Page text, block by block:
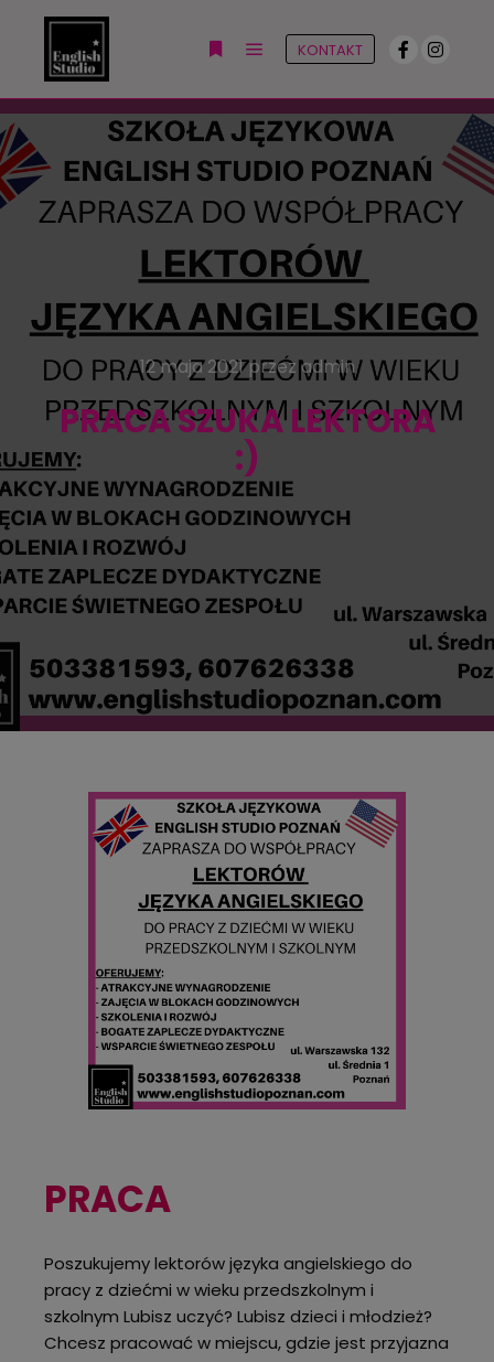
KONTAKT
12 maja 2021przezadmin
PRACA SZUKA LEKTORA
:)
PRACA
Poszukujemy lektorów języka angielskiego do
pracy z dziećmi w wieku przedszkolnym i
szkolnym Lubisz uczyć? Lubisz dzieci i młodzież?
Chcesz pracować w miejscu, gdzie jest przyjazna